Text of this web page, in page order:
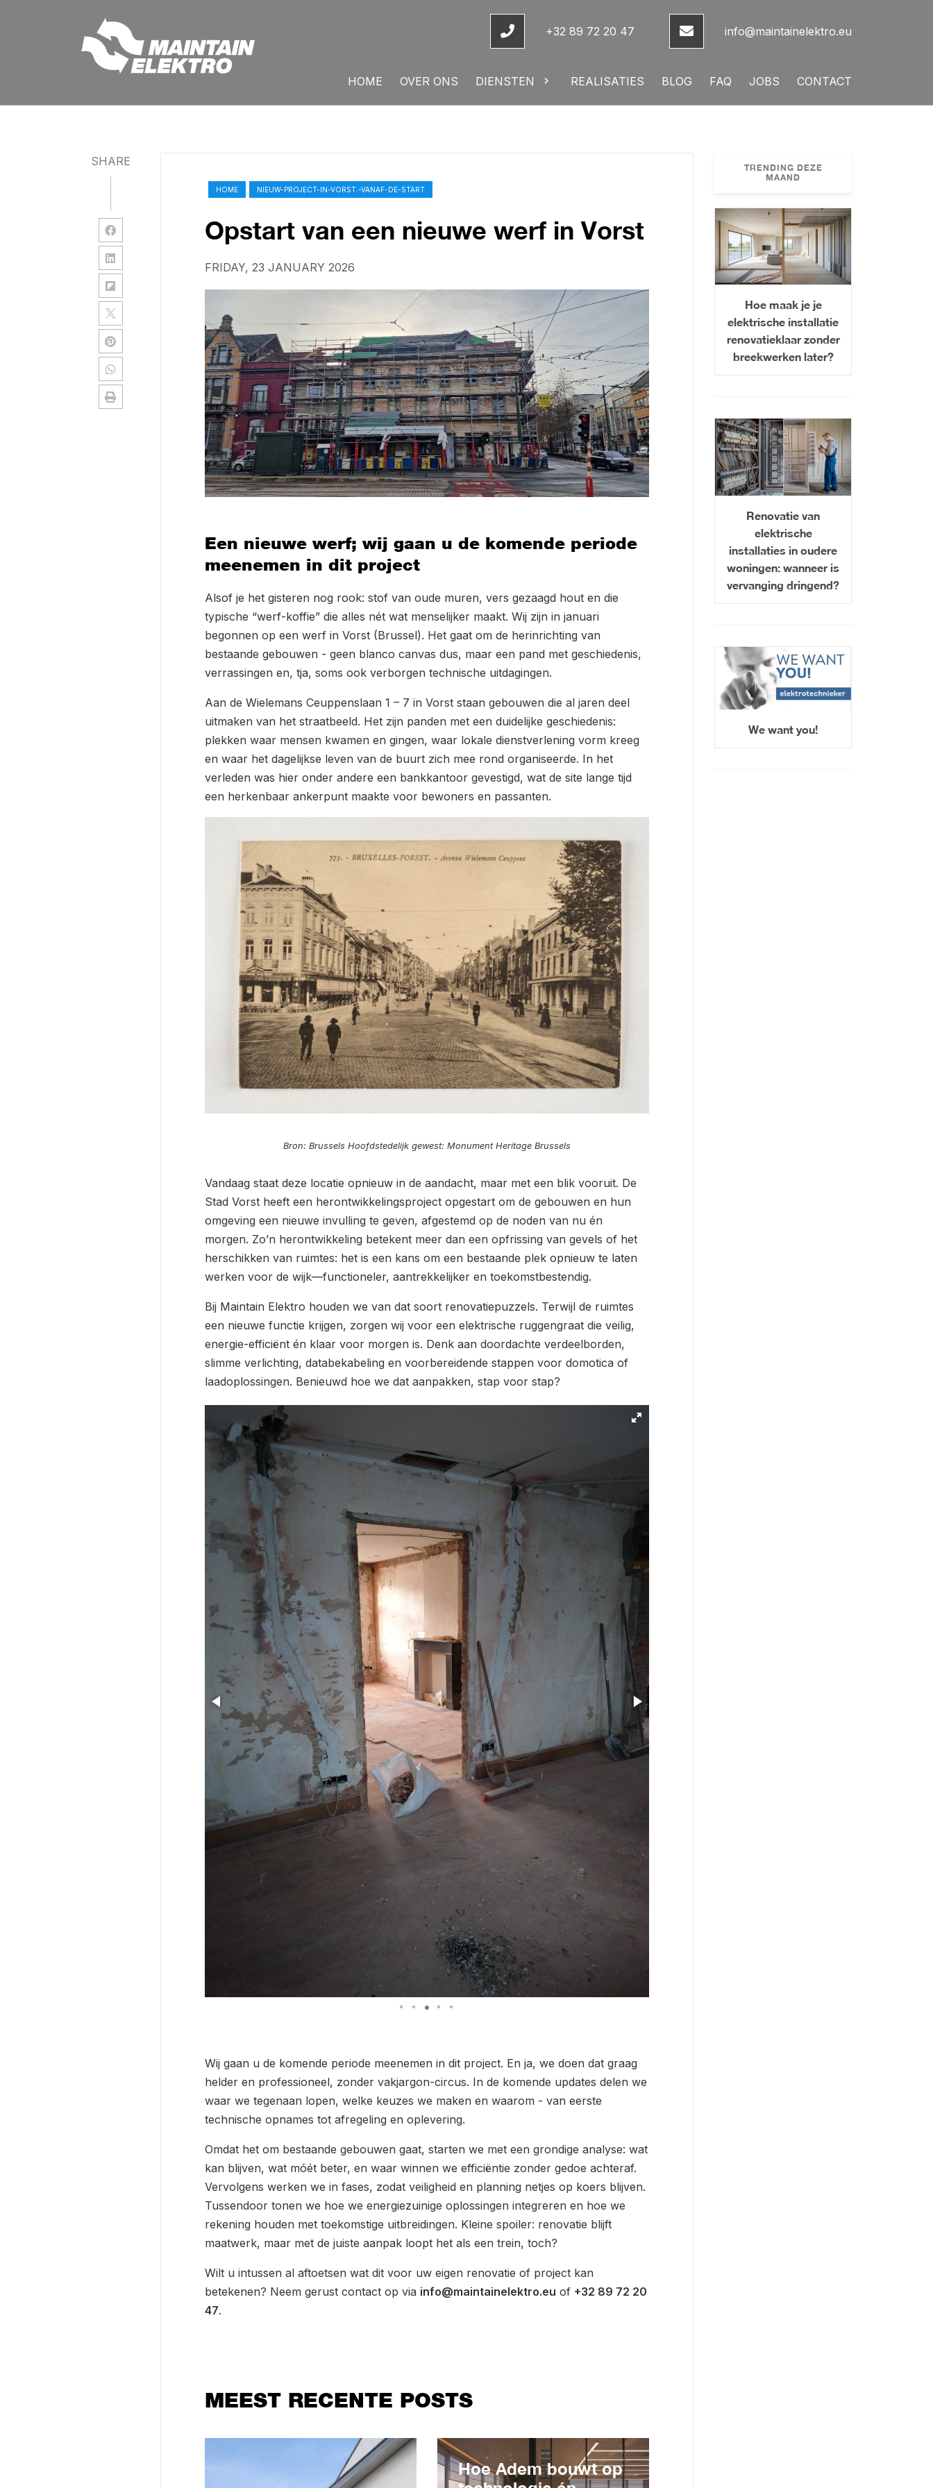
+32 89 72 20 47 info@maintainelektro.eu
HOME OVER ONS DIENSTEN REALISATIES BLOG FAQ JOBS CONTACT
SHARE
HOME NIEUW-PROJECT-IN-VORST:-VANAF-DE-START
Opstart van een nieuwe werf in Vorst
FRIDAY, 23 JANUARY 2026
Een nieuwe werf; wij gaan u de komende periode
meenemen in dit project
Alsof je het gisteren nog rook: stof van oude muren, vers gezaagd hout en die
typische “werf-koffie” die alles nét wat menselijker maakt. Wij zijn in januari
begonnen op een werf in Vorst (Brussel). Het gaat om de herinrichting van
bestaande gebouwen - geen blanco canvas dus, maar een pand met geschiedenis,
verrassingen en, tja, soms ook verborgen technische uitdagingen.
Aan de Wielemans Ceuppenslaan 1 – 7 in Vorst staan gebouwen die al jaren deel
uitmaken van het straatbeeld. Het zijn panden met een duidelijke geschiedenis:
plekken waar mensen kwamen en gingen, waar lokale dienstverlening vorm kreeg
en waar het dagelijkse leven van de buurt zich mee rond organiseerde. In het
verleden was hier onder andere een bankkantoor gevestigd, wat de site lange tijd
een herkenbaar ankerpunt maakte voor bewoners en passanten.
Bron: Brussels Hoofdstedelijk gewest: Monument Heritage Brussels
Vandaag staat deze locatie opnieuw in de aandacht, maar met een blik vooruit. De
Stad Vorst heeft een herontwikkelingsproject opgestart om de gebouwen en hun
omgeving een nieuwe invulling te geven, afgestemd op de noden van nu én
morgen. Zo’n herontwikkeling betekent meer dan een opfrissing van gevels of het
herschikken van ruimtes: het is een kans om een bestaande plek opnieuw te laten
werken voor de wijk—functioneler, aantrekkelijker en toekomstbestendig.
Bij Maintain Elektro houden we van dat soort renovatiepuzzels. Terwijl de ruimtes
een nieuwe functie krijgen, zorgen wij voor een elektrische ruggengraat die veilig,
energie-efficiënt én klaar voor morgen is. Denk aan doordachte verdeelborden,
slimme verlichting, databekabeling en voorbereidende stappen voor domotica of
laadoplossingen. Benieuwd hoe we dat aanpakken, stap voor stap?
Wij gaan u de komende periode meenemen in dit project. En ja, we doen dat graag
helder en professioneel, zonder vakjargon-circus. In de komende updates delen we
waar we tegenaan lopen, welke keuzes we maken en waarom - van eerste
technische opnames tot afregeling en oplevering.
Omdat het om bestaande gebouwen gaat, starten we met een grondige analyse: wat
kan blijven, wat móét beter, en waar winnen we efficiëntie zonder gedoe achteraf.
Vervolgens werken we in fases, zodat veiligheid en planning netjes op koers blijven.
Tussendoor tonen we hoe we energiezuinige oplossingen integreren en hoe we
rekening houden met toekomstige uitbreidingen. Kleine spoiler: renovatie blijft
maatwerk, maar met de juiste aanpak loopt het als een trein, toch?
Wilt u intussen al aftoetsen wat dit voor uw eigen renovatie of project kan
betekenen? Neem gerust contact op via info@maintainelektro.eu of +32 89 72 20
47.
MEEST RECENTE POSTS
Hoe Adem bouwt op
TRENDING DEZE
MAAND
Hoe maak je je
elektrische installatie
renovatieklaar zonder
breekwerken later?
Renovatie van
elektrische
installaties in oudere
woningen: wanneer is
vervanging dringend?
We want you!